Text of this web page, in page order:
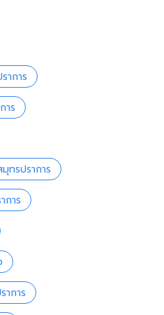
าการ
าร
ทรปราการ
การ
การ